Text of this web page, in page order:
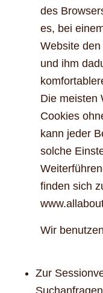
des
es, bei
Website
und ihm
Die meisten
Cookies
kann jeder
solche
finden sich
Wir
Zur